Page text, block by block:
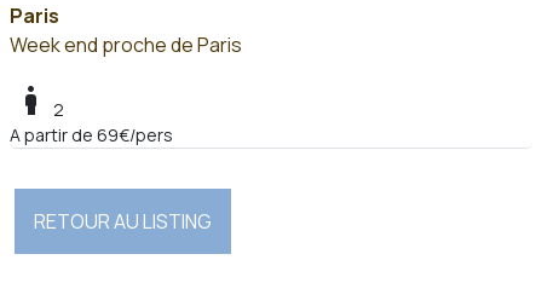
Paris
Week end proche de Paris
boy
2
A partir de 69€/pers
RETOUR AU LISTING